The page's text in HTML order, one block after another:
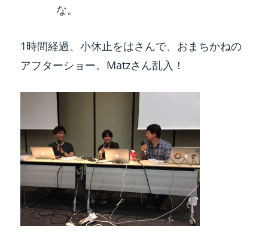
な。
1時間経過、小休止をはさんで、おまちかねの
アフターショー。Matzさん乱入！